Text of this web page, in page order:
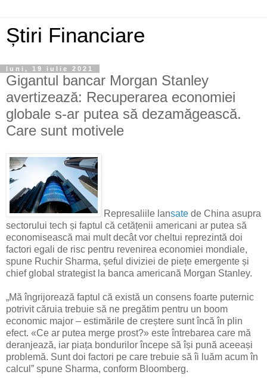
Știri Financiare
luni, 19 iulie 2021
Gigantul bancar Morgan Stanley
avertizează: Recuperarea economiei
globale s-ar putea să dezamăgească.
Care sunt motivele
Represaliile lansate de China asupra
sectorului tech și faptul că cetățenii americani ar putea să
economisească mai mult decât vor cheltui reprezintă doi
factori egali de risc pentru revenirea economiei mondiale,
spune Ruchir Sharma, șeful diviziei de piețe emergente și
chief global strategist la banca americană Morgan Stanley.
„Mă îngrijorează faptul că există un consens foarte puternic
potrivit căruia trebuie să ne pregătim pentru un boom
economic major – estimările de creștere sunt încă în plin
efect. «Ce ar putea merge prost?» este întrebarea care mă
deranjează, iar piața bondurilor începe să își pună aceeași
problemă. Sunt doi factori pe care trebuie să îi luăm acum în
calcul” spune Sharma, conform Bloomberg.